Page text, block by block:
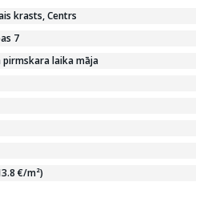
krasts, Centrs
7
pirmskara laika māja
€/m²)